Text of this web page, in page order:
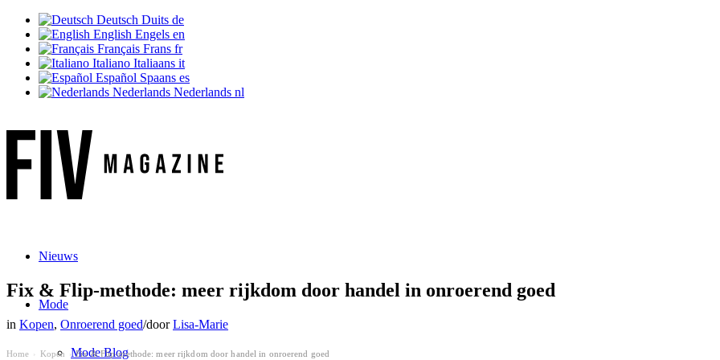
Deutsch Duits de
English Engels en
Français Frans fr
Italiano Italiaans it
Español Spaans es
Nederlands Nederlands nl
Nieuws
Mode
Mode Blog
Fix & Flip-methode: meer rijkdom door handel in onroerend goed
in Kopen, Onroerend goed/doorLisa-Marie
Home Kopen Fix & Flip-methode: meer rijkdom door handel in onroerend goed